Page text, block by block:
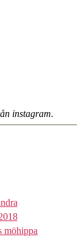
instagram.
möhippa